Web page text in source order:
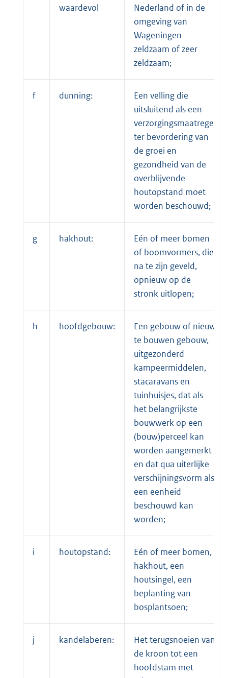
waardevol
Nederland of in de
omgeving van
Wageningen
zeldzaam of zeer
zeldzaam;
f dunning:
Een velling die
uitsluitend als een
verzorgingsmaatregel
ter bevordering van
de groei en
gezondheid van de
overblijvende
houtopstand moet
worden beschouwd;
g hakhout:
Eén of meer bomen
of boomvormers, die
na te zijn geveld,
opnieuw op de
stronk uitlopen;
h hoofdgebouw:
Een gebouw of nieuw
te bouwen gebouw,
uitgezonderd
kampeermiddelen,
stacaravans en
tuinhuisjes, dat als
het belangrijkste
bouwwerk op een
(bouw)perceel kan
worden aangemerkt
en dat qua uiterlijke
verschijningsvorm als
een eenheid
beschouwd kan
worden;
i houtopstand:
Eén of meer bomen,
hakhout, een
houtsingel, een
beplanting van
bosplantsoen;
j kandelaberen:
Het terugsnoeien van
de kroon tot een
hoofdstam met